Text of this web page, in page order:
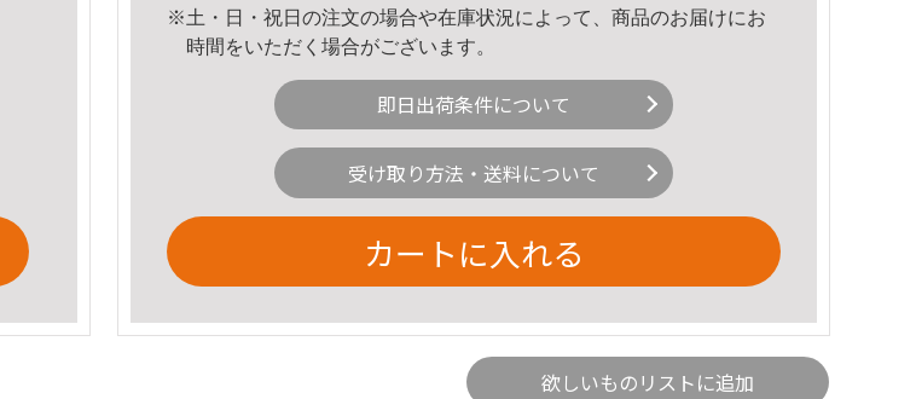
※土・日・祝日の注文の場合や在庫状況によって、商品のお届けにお
時間をいただく場合がございます。
即日出荷条件について
受け取り方法・送料について
カートに入れる
欲しいものリストに追加